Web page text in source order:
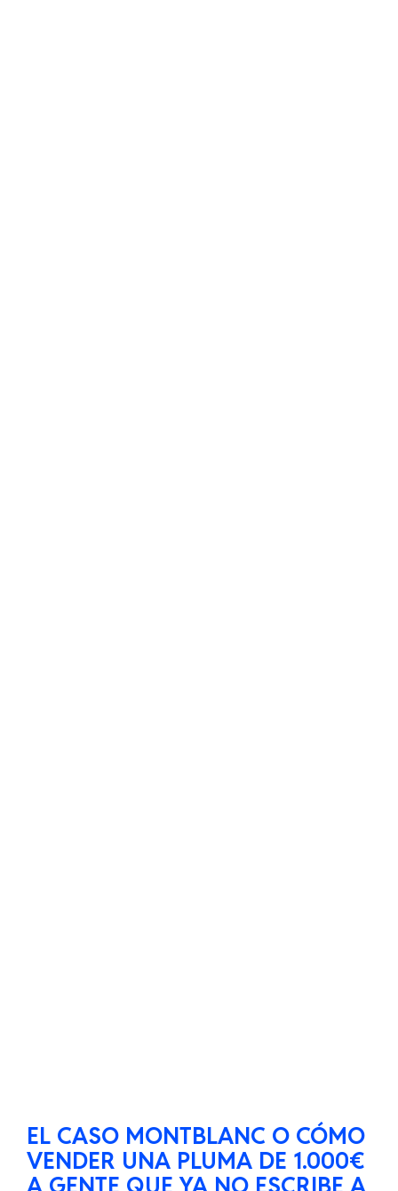
EL CASO MONTBLANC O CÓMO
VENDER UNA PLUMA DE 1.000€
A GENTE QUE YA NO ESCRIBE A